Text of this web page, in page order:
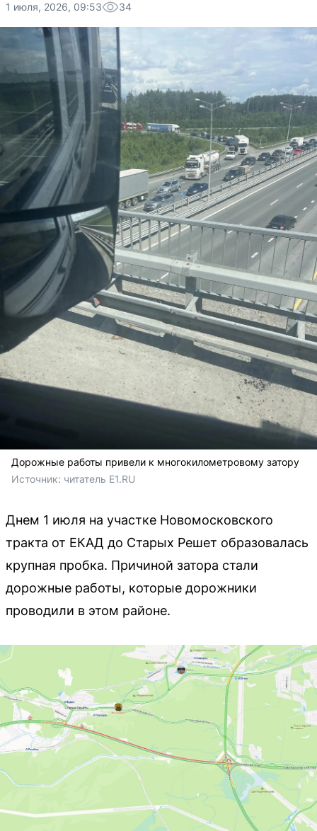
1 июля, 2026, 09:53 34
Дорожные работы привели к многокилометровому затору
Источник: читатель E1.RU
Днем 1 июля на участке Новомосковского
тракта от ЕКАД до Старых Решет образовалась
крупная пробка. Причиной затора стали
дорожные работы, которые дорожники
проводили в этом районе.